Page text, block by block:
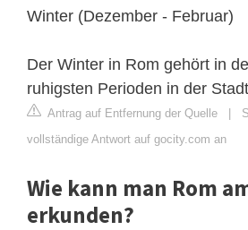
Winter (Dezember - Februar)
Der Winter in Rom gehört in
ruhigsten Perioden in der
Antrag auf Entfernung der Quelle |
vollständige Antwort auf gocity.com an
Wie kann man Rom
erkunden?